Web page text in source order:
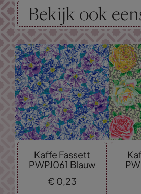
Bekijk ook
Kaffe Fassett
PWPJ061 Blauw
€ 0,23